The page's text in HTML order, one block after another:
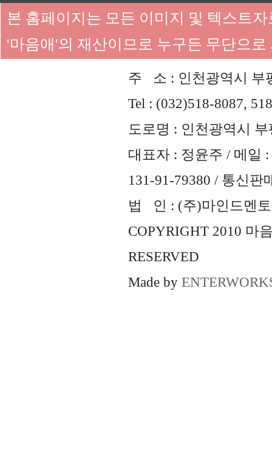
본 홈페이지는 모든 이미지 및 텍스트
'마음애'의 재산이므로 누구든 무단으
주 소 : 인천광역시 부
Tel : (032)518-8087,
도로명 : 인천광역시
대표자 : 정윤주 / 메일 :
131-91-79380 / 통신판
법 인 : (주)마인드멘토
COPYRIGHT 2010 마
RESERVED
Made by